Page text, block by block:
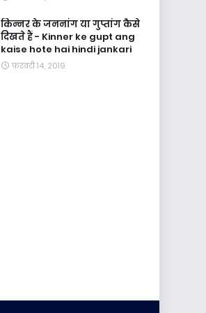
किन्नर के जननांग या गुप्तांग कैसे
दिखते हैं - Kinner ke gupt ang
kaise hote hai hindi jankari
फ़रवरी 14, 2019